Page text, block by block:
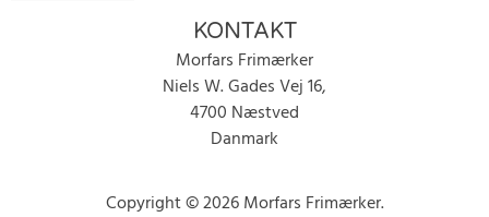
KONTAKT
Morfars Frimærker
Niels W. Gades Vej 16,
4700 Næstved
Danmark
Copyright © 2026 Morfars Frimærker.